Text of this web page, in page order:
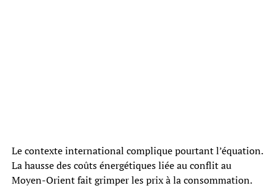
Le contexte international complique pourtant l’équation.
La hausse des coûts énergétiques liée au conflit au
Moyen-Orient fait grimper les prix à la consommation.